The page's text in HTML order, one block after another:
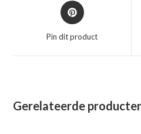
Opent
in
nieuw
Pin dit product
Gerelateerde